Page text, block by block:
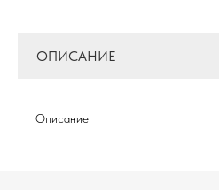
Описание